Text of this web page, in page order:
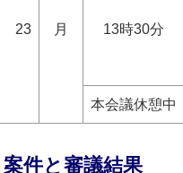
23 月 13時30分
本会議休憩中
案件と審議結果